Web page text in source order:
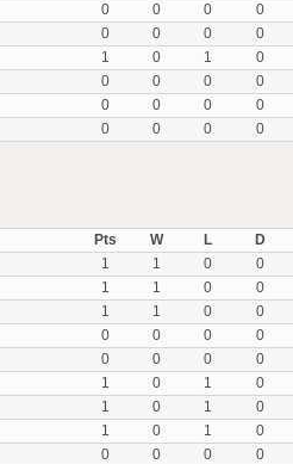
0 0 0 0
0 0 0 0
1 0 1 0
0 0 0 0
0 0 0 0
0 0 0 0
Pts
W L D
1 1 0 0
1 1 0 0
1 1 0 0
0 0 0 0
0 0 0 0
1 0 1 0
1 0 1 0
1 0 1 0
0 0 0 0